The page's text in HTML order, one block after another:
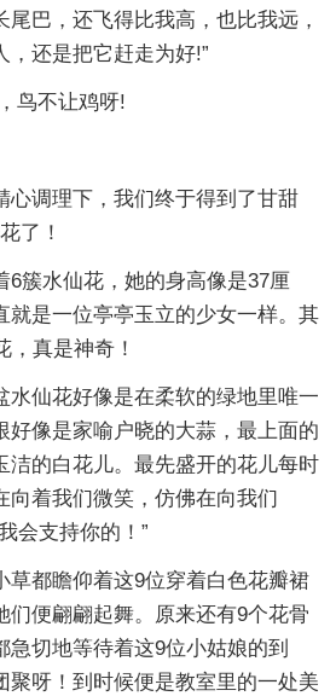
巴，还飞得比我高，也比我远，
还是把它赶走为好!”
鸟不让鸡呀!
心调理下，我们终于得到了甘甜
了！
6簇水仙花，她的身高像是37厘
就是一位亭亭玉立的少女一样。其
，真是神奇！
水仙花好像是在柔软的绿地里唯一
好像是家喻户晓的大蒜，最上面的
洁的白花儿。最先盛开的花儿每时
向着我们微笑，仿佛在向我们
会支持你的！”
草都瞻仰着这9位穿着白色花瓣裙
们便翩翩起舞。原来还有9个花骨
急切地等待着这9位小姑娘的到
聚呀！到时候便是教室里的一处美